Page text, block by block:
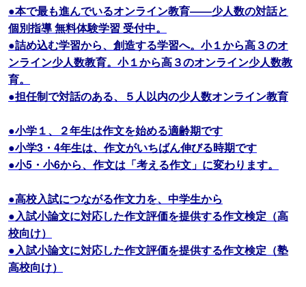
●本で最も進んでいるオンライン教育――少人数の対話と
個別指導 無料体験学習 受付中。
●詰め込む学習から、創造する学習へ。小１から高３のオ
ンライン少人数教育。小１から高３のオンライン少人数教
育。
●担任制で対話のある、５人以内の少人数オンライン教育
●小学１、２年生は作文を始める適齢期です
●小学3・4年生は、作文がいちばん伸びる時期です
●小5・小6から、作文は「考える作文」に変わります。
●高校入試につながる作文力を、中学生から
●入試小論文に対応した作文評価を提供する作文検定（高
校向け）
●入試小論文に対応した作文評価を提供する作文検定（塾
高校向け）